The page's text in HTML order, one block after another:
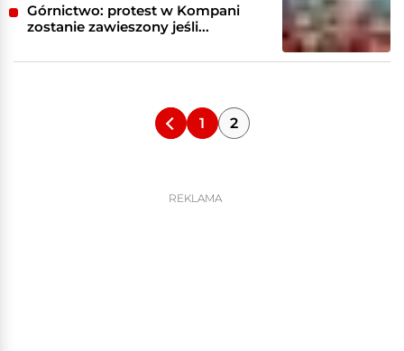
Górnictwo: protest w Kompani
zostanie zawieszony jeśli...
1 2
REKLAMA